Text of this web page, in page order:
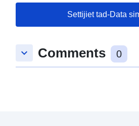
Settijiet tad-Data
keyboard_arrow_down Comments 0